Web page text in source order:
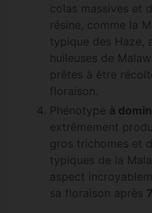
colas massives et
résine, comme la
typique des Haze,
huileuses de
prêtes à être
floraison.
Phénotype à
extrêmement
gros trichomes et
typiques de la
aspect
sa floraison après